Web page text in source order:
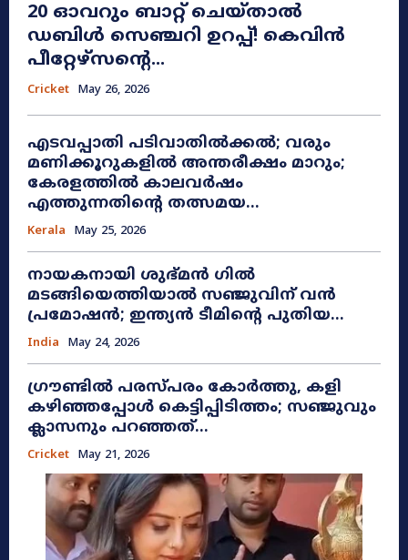
20 ഓവറും ബാറ്റ് ചെയ്താൽ
ഡബിൾ സെഞ്ചറി ഉറപ്പ്! കെവിൻ
പീറ്റേഴ്സന്റെ...
Cricket May 26, 2026
എടവപ്പാതി പടിവാതിൽക്കൽ; വരും
മണിക്കൂറുകളിൽ അന്തരീക്ഷം മാറും;
കേരളത്തിൽ കാലവർഷം
എത്തുന്നതിന്റെ തത്സമയ...
Kerala May 25, 2026
നായകനായി ശുഭ്മൻ ഗിൽ
മടങ്ങിയെത്തിയാൽ സഞ്ജുവിന് വൻ
പ്രമോഷൻ; ഇന്ത്യൻ ടീമിന്റെ പുതിയ...
India May 24, 2026
ഗ്രൗണ്ടിൽ പരസ്പരം കോർത്തു, കളി
കഴിഞ്ഞപ്പോൾ കെട്ടിപ്പിടിത്തം; സഞ്ജുവും
ക്ലാസനും പറഞ്ഞത്...
Cricket May 21, 2026